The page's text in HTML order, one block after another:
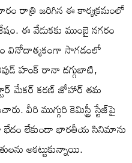
రాత్రి జరిగిన ఈ కార్యక్రమంలో
ఈ వేడుకకు ముంబై నగరం
వినోదాత్మకంగా సాగడంలో
హంక్ రానా దగ్గుబాటి,
మేకర్ కరణ్ జోహార్ తమ
వీరి ముగ్గురి కెమిస్ట్రీ స్టేజ్‌పై
భేదం లేకుండా భారతీయ సినిమాను
ఆకట్టుకున్నాయి.